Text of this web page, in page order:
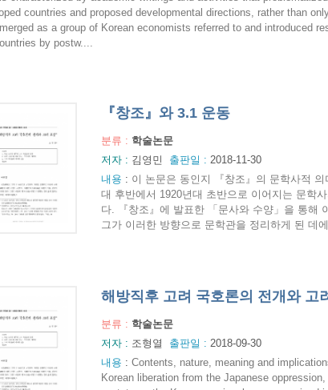
countries and proposed developmental directions, rather than
as a group of Korean economists referred to and introduced
by postw....
『창조』와 3.1 운동
분류 : 학술논문
저자 : 김영민 출판일 : 2018-11-30
내용 : 이 논문은 동인지 『창조』의 문학사적
대 후반에서 1920년대 초반으로 이어지는 문학
다. 『창조』에 발표한 「문사와 수양」을 통해
그가 이러한 방향으로 문학관을 정리하게 된 데
해방직후 고려 국호론의 전개와 고
분류 : 학술논문
저자 : 조형열 출판일 : 2018-09-30
내용 : Contents, nature, meaning and
Korean liberation from the Japanese